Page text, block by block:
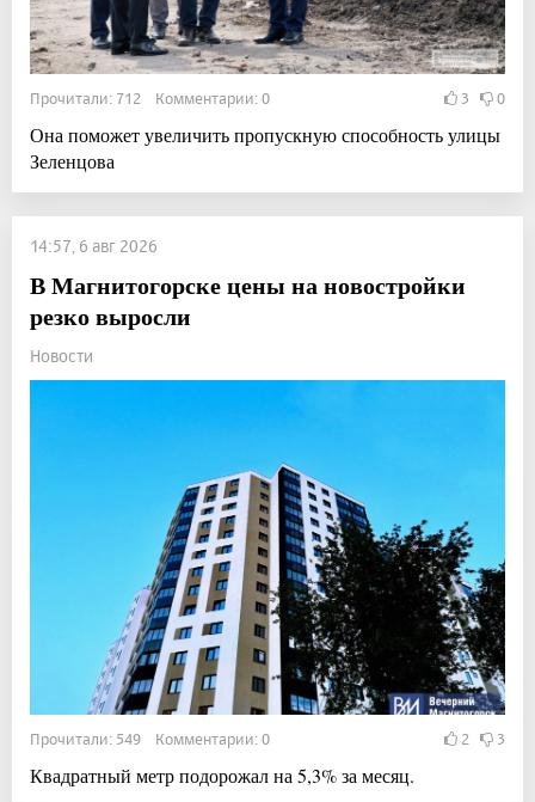
Прочитали: 712 Комментарии: 0 3 0
Она поможет увеличить пропускную способность улицы
Зеленцова
14:57, 6 авг 2026
В Магнитогорске цены на новостройки
резко выросли
Новости
Прочитали: 549 Комментарии: 0 2 3
Квадратный метр подорожал на 5,3% за месяц.